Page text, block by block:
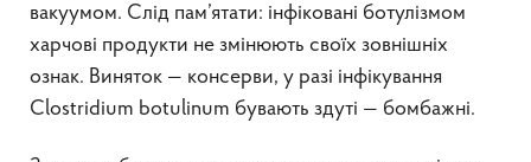
вакуумом. Слід пам’ятати: інфіковані ботулізмом
харчові продукти не змінюють своїх зовнішніх
ознак. Виняток — консерви, у разі інфікування
Clostridium botulinum бувають здуті — бомбажні.